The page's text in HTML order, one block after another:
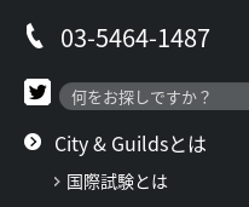
03-5464-1487
City & Guildsとは
国際試験とは